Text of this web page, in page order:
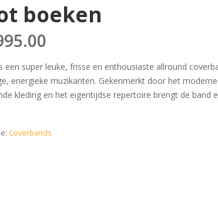
boeken
een super leuke, frisse en enthousiaste allround
energieke muzikanten. Gekenmerkt door het
kleding en het eigentijdse repertoire brengt de band
Coverbands